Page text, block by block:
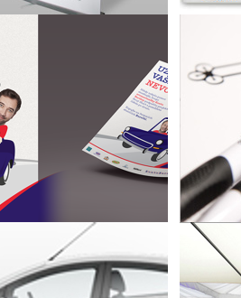
materiály na
sbírky Konta
Nadace Charty 77